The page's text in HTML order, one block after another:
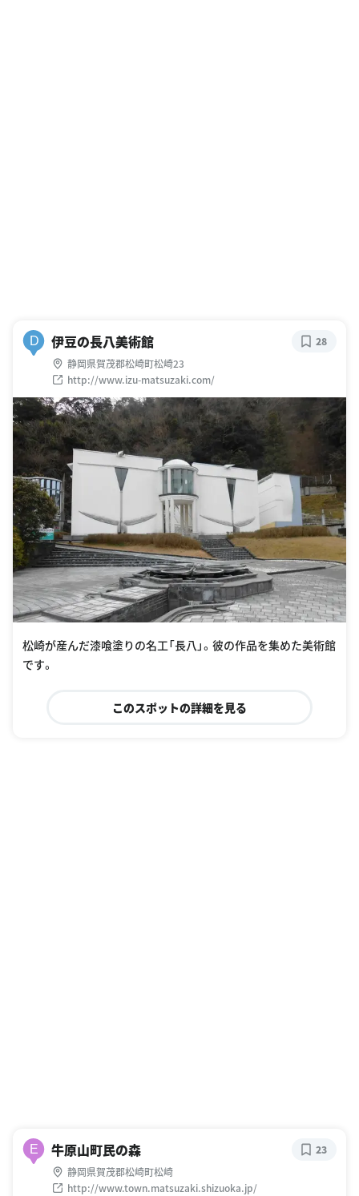
D 伊豆の長八美術館
静岡県賀茂郡松崎町松崎23
http://www.izu-matsuzaki.com/
28
松崎が産んだ漆喰塗りの名工「長八」。彼の作品を集めた美術館
です。
このスポットの詳細を見る
E 牛原山町民の森
静岡県賀茂郡松崎町松崎
http://www.town.matsuzaki.shizuoka.jp/
23